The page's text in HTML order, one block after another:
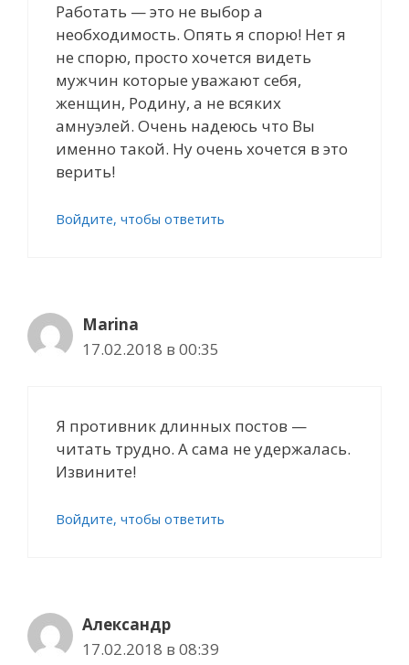
Работать — это не выбор а
необходимость. Опять я спорю! Нет я
не спорю, просто хочется видеть
мужчин которые уважают себя,
женщин, Родину, а не всяких
амнуэлей. Очень надеюсь что Вы
именно такой. Ну очень хочется в это
верить!
Войдите, чтобы ответить
Marina
17.02.2018 в 00:35
Я противник длинных постов —
читать трудно. А сама не удержалась.
Извините!
Войдите, чтобы ответить
Александр
17.02.2018 в 08:39